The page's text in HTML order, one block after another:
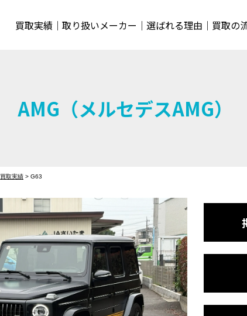
買取実績 取り扱いメーカー 選ばれる理由 買取の
AMG（メルセデスAMG
買取実績 > G63